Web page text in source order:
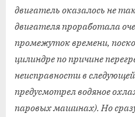
двигатель оказалось не
двигателя проработала
промежуток времени,
цилиндре по причине
неисправности в
предусмотрел водяное
паровых машинах). Но